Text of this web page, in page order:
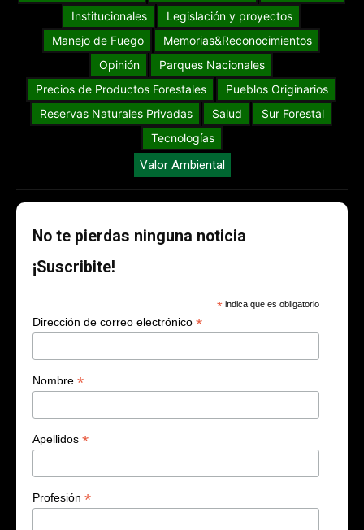
Institucionales
Legislación y proyectos
Manejo de Fuego
Memorias&Reconocimientos
Opinión
Parques Nacionales
Precios de Productos Forestales
Pueblos Originarios
Reservas Naturales Privadas
Salud
Sur Forestal
Tecnologías
Valor Ambiental
No te pierdas ninguna noticia
¡Suscribite!
* indica que es obligatorio
Dirección de correo electrónico *
Nombre *
Apellidos *
Profesión *